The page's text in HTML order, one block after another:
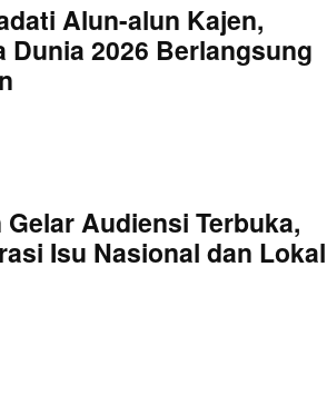
Alun-alun Kajen,
Dunia 2026 Berlangsung
Gelar Audiensi Terbuka,
Isu Nasional dan Lokal